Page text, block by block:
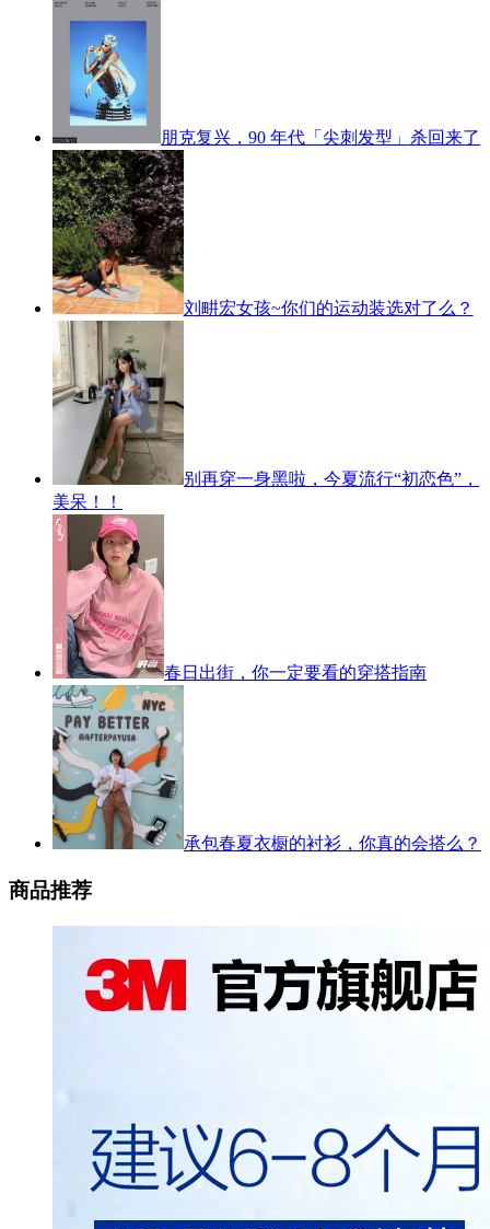
朋克复兴，90 年代「尖刺发型」杀回来了
刘畊宏女孩~你们的运动装选对了么？
别再穿一身黑啦，今夏流行“初恋色”，
美呆！！
春日出街，你一定要看的穿搭指南
承包春夏衣橱的衬衫，你真的会搭么？
商品推荐